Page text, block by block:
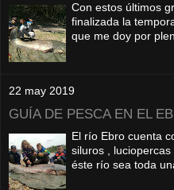
Con estos últimos
finalizada la
que me doy por
22 may 2019
GUÍA DE PESCA EN EL
El río Ebro cuenta
siluros ,
éste río sea toda